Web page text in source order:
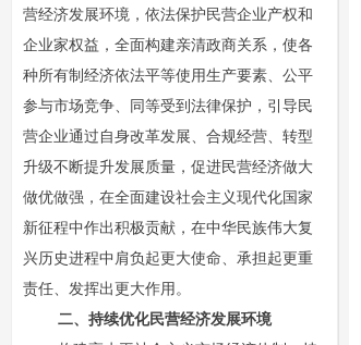
营经济发展环境，依法保护民营企业产权和
企业家权益，全面构建亲清政商关系，使各
种所有制经济依法平等使用生产要素、公平
参与市场竞争、同等受到法律保护，引导民
营企业通过自身改革发展、合规经营、转型
升级不断提升发展质量，促进民营经济做大
做优做强，在全面建设社会主义现代化国家
新征程中作出积极贡献，在中华民族伟大复
兴历史进程中肩负起更大使命、承担起更重
责任、发挥出更大作用。
二、持续优化民营经济发展环境